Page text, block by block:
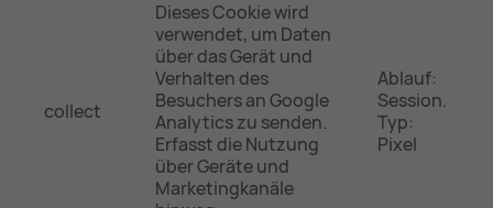
collect
Dieses Cookie wird
verwendet, um Daten
über das Gerät und
Verhalten des
Besuchers an Google
Analytics zu senden.
Erfasst die Nutzung
über Geräte und
Marketingkanäle
Ablauf:
Session.
Typ:
Pixel